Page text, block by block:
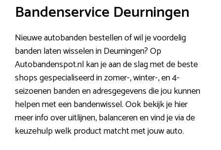
Bandenservice Deurningen
Nieuwe autobanden bestellen of wil je voordelig
banden laten wisselen in Deurningen? Op
Autobandenspot.nl kan je aan de slag met de beste
shops gespecialiseerd in zomer-, winter-, en 4-
seizoenen banden en adresgegevens die jou kunnen
helpen met een bandenwissel. Ook bekijk je hier
meer info over uitlijnen, balanceren en vind je via de
keuzehulp welk product matcht met jouw auto.